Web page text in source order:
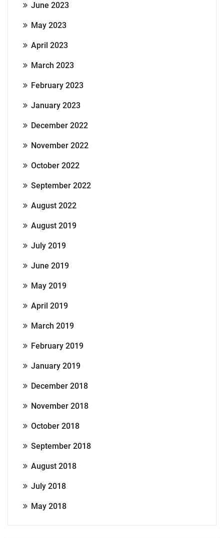
June 2023
May 2023
April 2023
March 2023
February 2023
January 2023
December 2022
November 2022
October 2022
September 2022
August 2022
August 2019
July 2019
June 2019
May 2019
April 2019
March 2019
February 2019
January 2019
December 2018
November 2018
October 2018
September 2018
August 2018
July 2018
May 2018